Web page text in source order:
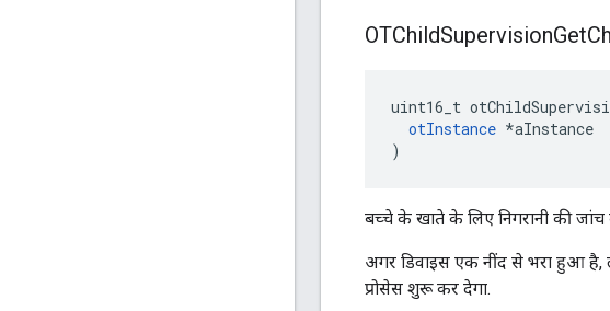
OTChildSupervisionGet
uint16_t
otInstance *aInstance
)
बच्चे के खाते के लिए निगरानी की
अगर डिवाइस एक नींद से भरा हुआ है,
प्रोसेस शुरू कर देगा.